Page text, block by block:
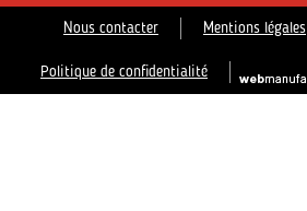
Nous contacter Mentions légales
Politique de confidentialité